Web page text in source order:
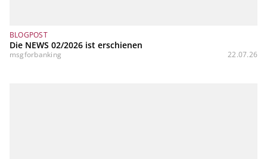
BLOGPOST
Die NEWS 02/2026 ist erschienen
msgforbanking 22.07.26